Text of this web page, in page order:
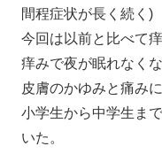
間程症状が長く続く)
今回は以前と比べて
痒みで夜が眠れなくな
皮膚のかゆみと痛み
小学生から中学生ま
いた。